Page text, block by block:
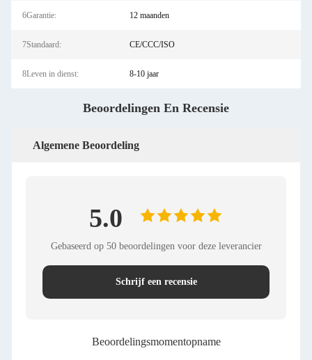
6Garantie: 12 maanden
7Standaard: CE/CCC/ISO
8Leven in dienst: 8-10 jaar
Beoordelingen En Recensie
Algemene Beoordeling
5.0
Gebaseerd op 50 beoordelingen voor deze leverancier
Schrijf een recensie
Beoordelingsmomentopname